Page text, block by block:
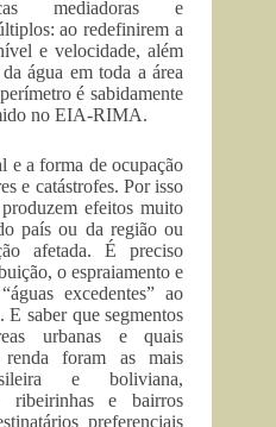
mediadoras e
ao redefinirem a
e velocidade, além
água em toda a área
é sabidamente
no EIA-RIMA.
e a forma de ocupação
e catástrofes. Por isso
efeitos muito
país ou da região ou
afetada. É preciso
o espraiamento e
excedentes” ao
saber que segmentos
urbanas e quais
renda foram as mais
e boliviana,
ribeirinhas e bairros
preferenciais